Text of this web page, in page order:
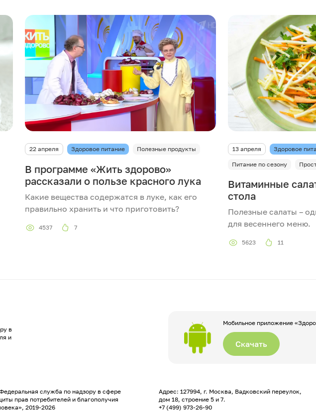
22 апреля Здоровое питание Полезные продукты
В программе «Жить здорово»
рассказали о пользе красного лука
Какие вещества содержатся в луке, как его
правильно хранить и что приготовить?
4537 7
13 апреля Здоровое
Питание по сезону
Витаминные
стола
Полезные салаты –
для весеннего меню.
5623 11
в
и
Мобильное приложение
Скачать
служба по надзору в сфере
прав потребителей и благополучия
2019-2026
Адрес: 127994, г. Москва, Вадковский переулок,
дом 18, строение 5 и 7.
+7 (499) 973-26-90